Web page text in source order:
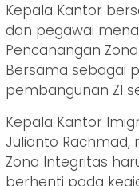
Kepala Kantor
dan pegawai
Pencanangan
Bersama sebagai
pembangunan ZI
Kepala Kantor
Julianto
Zona Integritas
berhenti pada